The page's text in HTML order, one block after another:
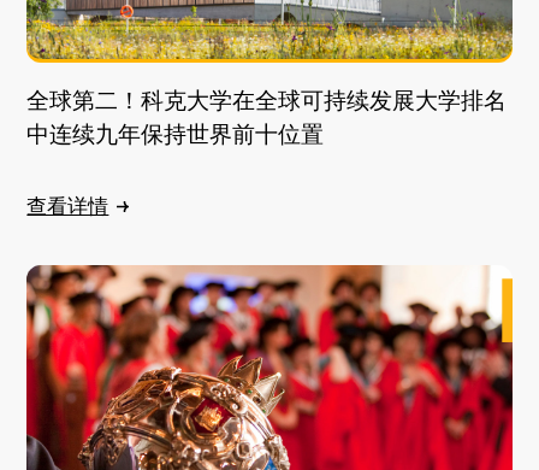
全球第二！科克大学在全球可持续发展大学排名
中连续九年保持世界前十位置
查看详情